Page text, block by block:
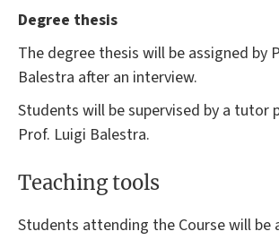
Degree thesis
The degree thesis will be assigned by
Balestra after an interview.
Students will be supervised by a tutor
Prof. Luigi Balestra.
Teaching tools
Students attending the Course will be